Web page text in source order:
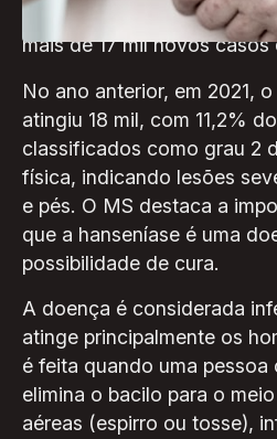
Ministério da Saúde, em
mais de 17 mil novos casos
No ano anterior, em 2021,
atingiu 18 mil, com 11,2%
classificados como grau 2
física, indicando lesões
e pés. O MS destaca a
que a hanseníase é uma
possibilidade de cura.
A doença é considerada
atinge principalmente os
é feita quando uma pessoa
elimina o bacilo para o
aéreas (espirro ou tosse),